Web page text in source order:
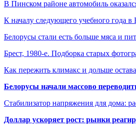
В Пинском районе автомобиль
К началу следующего учебного года
Белорусы стали есть больше мяса и
Брест, 1980-е. Подборка старых
Как пережить климакс и дольше
Белорусы начали массово
Стабилизатор напряжения для дома:
Доллар ускоряет рост: рынки